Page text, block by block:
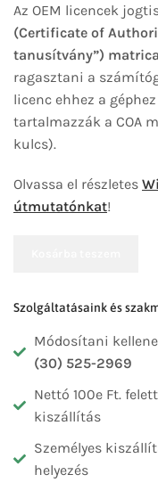
Az OEM licencek
(Certificate of
tanusítvány”) matrica
ragasztani a
licenc ehhez a
tartalmazzák a COA
kulcs).
Olvassa el részletes
útmutatónkat!
Szolgáltatásaink és
Módosítani
(30) 525-2969
Nettó 100e Ft.
kiszállítás
Személyes
helyezés